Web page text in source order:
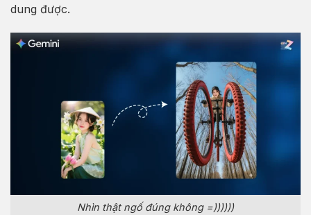
dung được.
Nhìn thật ngố đúng không =))))))